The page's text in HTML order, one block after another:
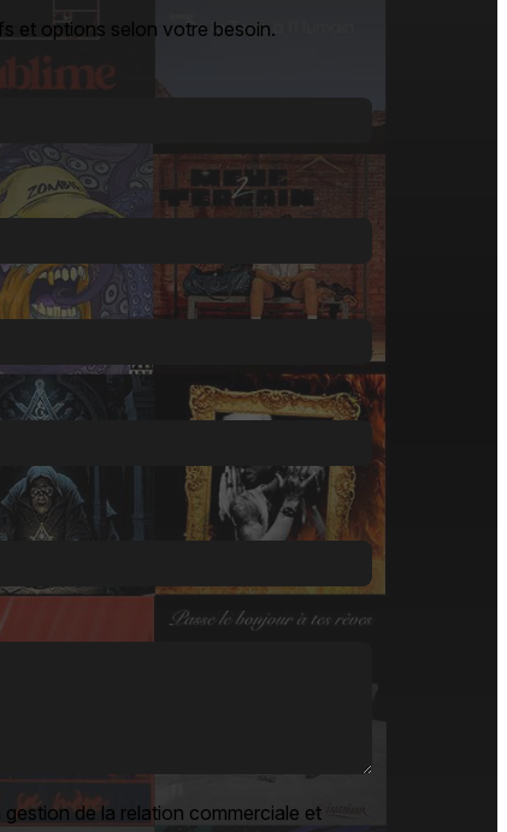
et options selon votre besoin.
de la relation commerciale et